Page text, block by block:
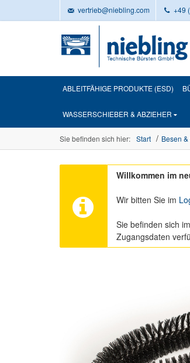
vertrieb@niebling.com +49
ABLEITFÄHIGE PRODUKTE (ESD)
WASSERSCHIEBER & ABZIEHER
Sie befinden sich hier: Start Besen
Willkommen im
Wir bitten Sie im
Sie befinden sich
Zugangsdaten